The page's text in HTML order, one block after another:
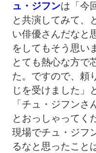
ュ・ジフンは「今
と共演してみて、
い俳優さんだなと
をしてもそう思い
とても熱心な方で
た。ですので、頼
じを受けました」
「チュ・ジフンさ
とおっしゃってく
現場でチュ・ジフ
るなと思ったこと